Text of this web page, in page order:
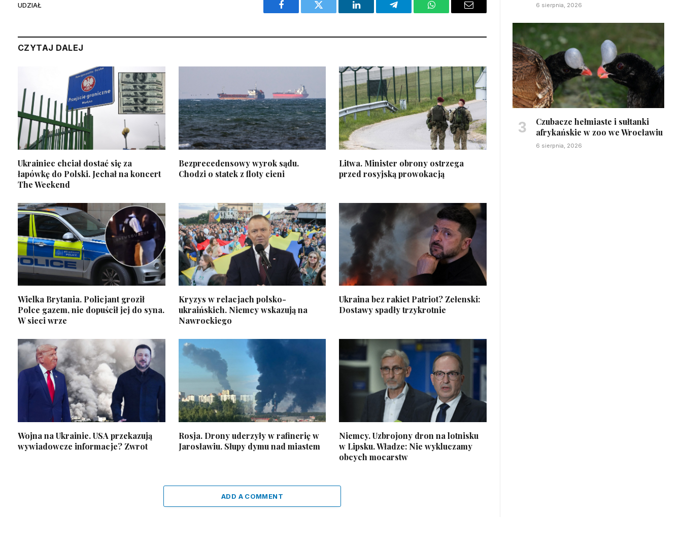
UDZIAŁ
Facebook Twitter LinkedIn Telegram WhatsAppEmail
CZYTAJ DALEJ
Ukrainiec chciał dostać się za
łapówkę do Polski. Jechał na koncert
The Weekend
Bezprecedensowy wyrok sądu.
Chodzi o statek z floty cieni
Litwa. Minister obrony ostrzega
przed rosyjską prowokacją
Wielka Brytania. Policjant groził
Polce gazem, nie dopuścił jej do syna.
W sieci wrze
Kryzys w relacjach polsko-
ukraińskich. Niemcy wskazują na
Nawrockiego
Ukraina bez rakiet Patriot? Zełenski:
Dostawy spadły trzykrotnie
Wojna na Ukrainie. USA przekazują
wywiadowcze informacje? Zwrot
Rosja. Drony uderzyły w rafinerię w
Jarosławiu. Słupy dymu nad miastem
Niemcy. Uzbrojony dron na lotnisku
w Lipsku. Władze: Nie wykluczamy
obcych mocarstw
ADD A COMMENT
6 sierpnia, 2026
Czubacze hełmiaste i sułtanki
afrykańskie w zoo we Wrocławiu
6 sierpnia, 2026